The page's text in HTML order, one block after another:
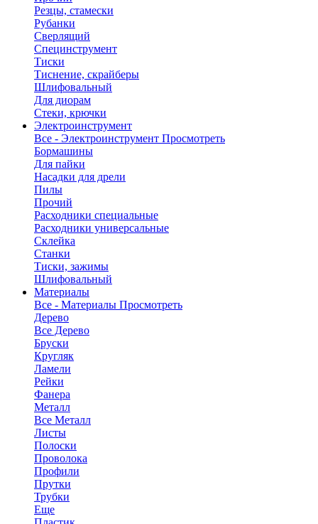
Резцы, стамески
Рубанки
Сверлящий
Специнструмент
Тиски
Тиснение, скрайберы
Шлифовальный
Для диорам
Стеки, крючки
Электроинструмент
Все - Электроинструмент Просмотреть
Бормашины
Для пайки
Насадки для дрели
Пилы
Прочий
Расходники специальные
Расходники универсальные
Склейка
Станки
Тиски, зажимы
Шлифовальный
Материалы
Все - Материалы Просмотреть
Дерево
Все Дерево
Бруски
Кругляк
Ламели
Рейки
Фанера
Металл
Все Металл
Листы
Полоски
Проволока
Профили
Прутки
Трубки
Еще